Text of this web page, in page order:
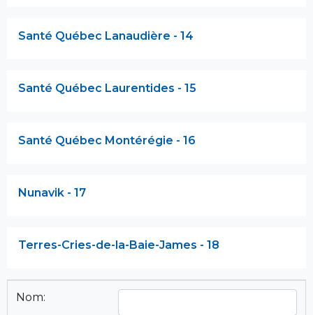
Santé Québec Lanaudière - 14
Santé Québec Laurentides - 15
Santé Québec Montérégie - 16
Nunavik - 17
Terres-Cries-de-la-Baie-James - 18
Nom: